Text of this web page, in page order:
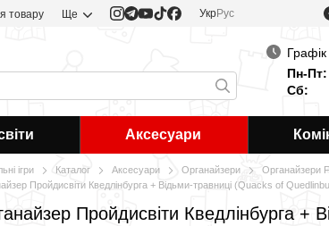
товару Ще УкрРус
Пн-Пт:
Сб:
Аксесуари
ігри Каталог Аксесуари Органайзери
Органайзери
Пройдисвіти Кведлінбурга + Відьми-травниці (Quacks of
Пройдисвіти Кведлінбурга +